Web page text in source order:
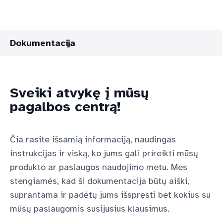
Dokumentacija
Sveiki atvykę į mūsų
pagalbos centrą!
Čia rasite išsamią informaciją, naudingas
instrukcijas ir viską, ko jums gali prireikti mūsų
produkto ar paslaugos naudojimo metu. Mes
stengiamės, kad ši dokumentacija būtų aiški,
suprantama ir padėtų jums išspręsti bet kokius su
mūsų paslaugomis susijusius klausimus.